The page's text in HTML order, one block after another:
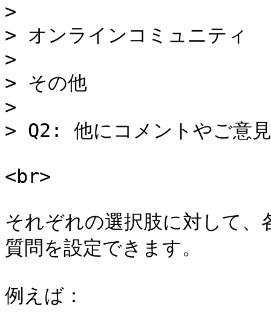
>
> オンラインコミュニティ
>
> その他
>
> Q2: 他にコメントやご意
<br>
それぞれの選択肢に対して
質問を設定できます。
例えば：